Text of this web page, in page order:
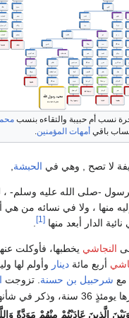
نسب أم حبيبة والتقاءه بنسب
باقي أمهات المؤمنين.
لا تصح , وهي في الحبشة
-صلى الله عليه وسلم-
منها ، ولا في نسائه من هي
الدار أبعد منها [1]
النجاشي يخطبها، فأوكلت
أربع مائة دينار وأولم لها
مع شرحبيل بن حسنة . تزوجت
وذكر في شأنها
الَّذِينَ عَادَيْتُمْ مِنْهُمْ مَوَدَّةً